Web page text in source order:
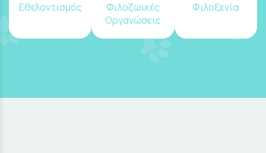
Εθελοντισμός
Φιλοζωικές
Οργανώσεις
Φιλοξενία